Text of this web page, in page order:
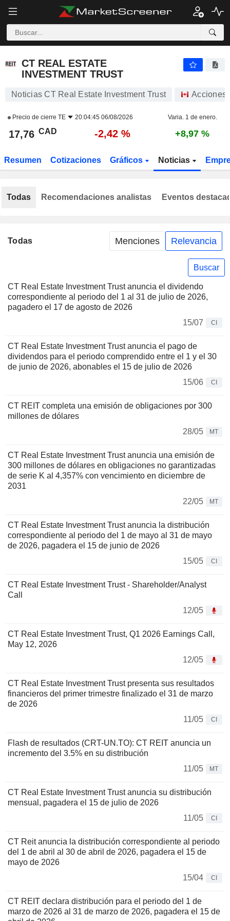
CT REAL ESTATE
INVESTMENT TRUST
Noticias CT Real Estate Investment Trust Acciones
Precio de cierre TE 20:04:45 06/08/2026 Varia. 1 de enero.
17,76 CAD -2,42 % +8,97 %
Resumen Cotizaciones Gráficos Noticias
Todas Menciones Relevancia
Buscar
CT Real Estate Investment Trust anuncia el dividendo
correspondiente al periodo del 1 al 31 de julio de 2026,
pagadero el 17 de agosto de 2026
15/07
CI
CT Real Estate Investment Trust anuncia el pago de
dividendos para el periodo comprendido entre el 1 y el 30
de junio de 2026, abonables el 15 de julio de 2026
15/06
CI
CT REIT completa una emisión de obligaciones por 300
millones de dólares
28/05
MT
CT Real Estate Investment Trust anuncia una emisión de
300 millones de dólares en obligaciones no garantizadas
de serie K al 4,357% con vencimiento en diciembre de
2031
22/05
MT
CT Real Estate Investment Trust anuncia la distribución
correspondiente al periodo del 1 de mayo al 31 de mayo
de 2026, pagadera el 15 de junio de 2026
15/05
CI
CT Real Estate Investment Trust - Shareholder/Analyst
Call
12/05
CT Real Estate Investment Trust, Q1 2026 Earnings Call,
May 12, 2026
12/05
CT Real Estate Investment Trust presenta sus resultados
financieros del primer trimestre finalizado el 31 de marzo
de 2026
11/05
CI
Flash de resultados (CRT-UN.TO): CT REIT anuncia un
incremento del 3.5% en su distribución
11/05
MT
CT Real Estate Investment Trust anuncia su distribución
mensual, pagadera el 15 de julio de 2026
11/05
CI
CT Reit anuncia la distribución correspondiente al periodo
del 1 de abril al 30 de abril de 2026, pagadera el 15 de
mayo de 2026
15/04
CI
CT REIT declara distribución para el periodo del 1 de
marzo de 2026 al 31 de marzo de 2026, pagadera el 15 de
Todas Recomendaciones analistas Eventos